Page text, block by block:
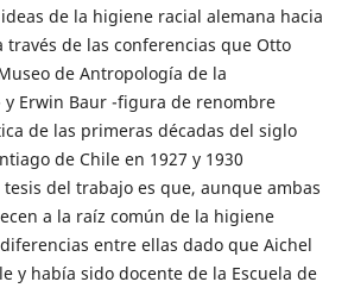
de la higiene racial alemana hacia
través de las conferencias que Otto
de Antropología de la
y Erwin Baur -figura de renombre
de las primeras décadas del siglo
de Chile en 1927 y 1930
del trabajo es que, aunque ambas
a la raíz común de la higiene
entre ellas dado que Aichel
y había sido docente de la Escuela de